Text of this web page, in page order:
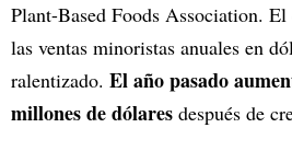
Plant-Based Foods Association.
las ventas minoristas anuales en
ralentizado. El año pasado
millones de dólares después de